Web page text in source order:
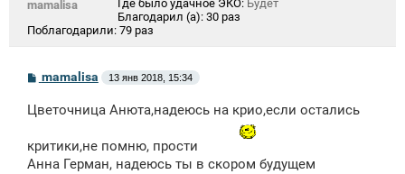
mamalisa
Где было удачное ЭКО: Будет
Благодарил (а): 30 раз
Поблагодарили: 79 раз
С
б
н
и
mamalisa 13 янв 2018, 15:34
Цветочница Анюта,надеюсь на крио,если остались
критики,не помню, прости
Анна Герман, надеюсь ты в скором будущем